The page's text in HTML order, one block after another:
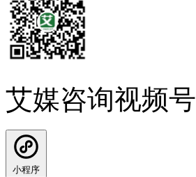
艾媒咨询视频号
小程序